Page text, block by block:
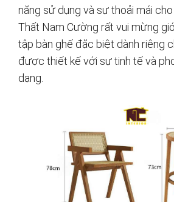
năng sử dụng và sự thoải mái
Thất Nam Cường rất vui mừng
tập bàn ghế đặc biệt dành riêng
được thiết kế với sự tinh tế và
dạng.